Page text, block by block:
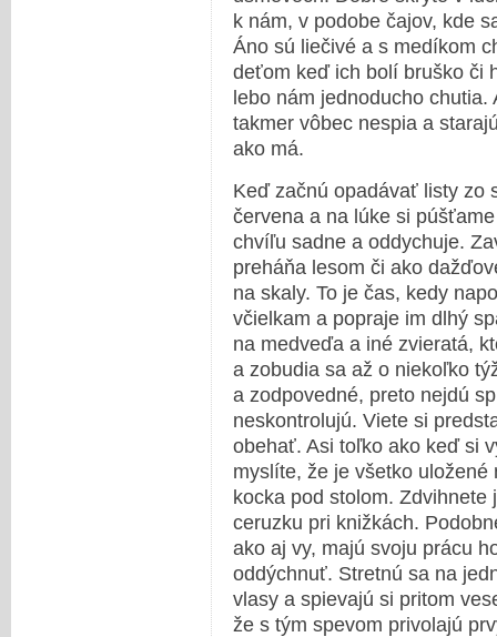
k nám, v podobe čajov, kde
Áno sú liečivé a s medíkom
deťom keď ich bolí bruško či
lebo nám jednoducho
takmer vôbec nespia a
ako má.
Keď začnú opadávať listy zo
červena a na lúke si
chvíľu sadne a oddychuje.
preháňa lesom či ako
na skaly. To je čas, kedy
včielkam a popraje im dlhý
na medveďa a iné zvieratá,
a zobudia sa až o niekoľko
a zodpovedné, preto nejdú
neskontrolujú. Viete si
obehať. Asi toľko ako keď si
myslíte, že je všetko
kocka pod stolom.
ceruzku pri knižkách.
ako aj vy, majú svoju prácu
oddýchnuť. Stretnú sa na
vlasy a spievajú si pritom
že s tým spevom privolajú